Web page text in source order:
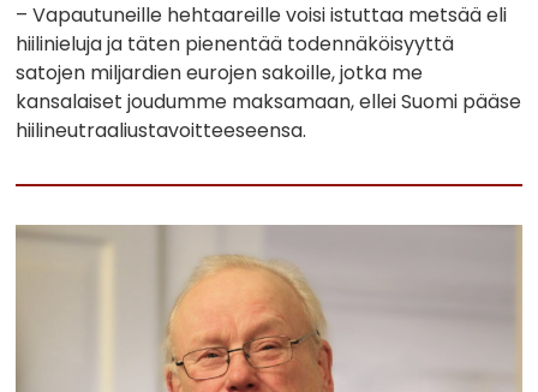
– Vapautuneille hehtaareille voisi istuttaa metsää eli
hiilinieluja ja täten pienentää todennäköisyyttä
satojen miljardien eurojen sakoille, jotka me
kansalaiset joudumme maksamaan, ellei Suomi pääse
hiilineutraaliustavoitteeseensa.